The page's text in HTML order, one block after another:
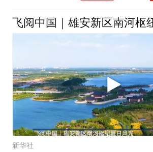
飞阅中国｜雄安新区南河枢
新华社